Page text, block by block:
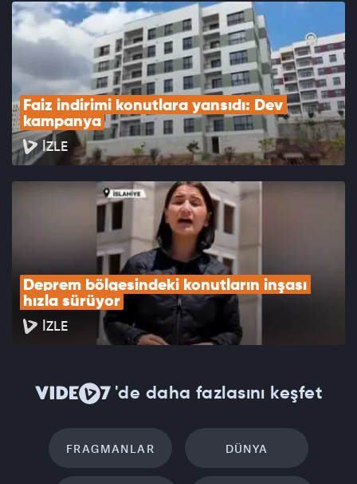
Faiz indirimi konutlara yansıdı: Dev
kampanya
İZLE
Deprem bölgesindeki konutların inşası
hızla sürüyor
İZLE
'de daha fazlasını keşfet
FRAGMANLAR DÜNYA